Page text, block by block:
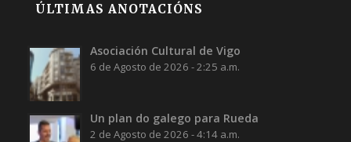
ÚLTIMAS ANOTACIÓNS
Asociación Cultural de Vigo
6 de Agosto de 2026 - 2:25 a.m.
Un plan do galego para Rueda
2 de Agosto de 2026 - 4:14 a.m.